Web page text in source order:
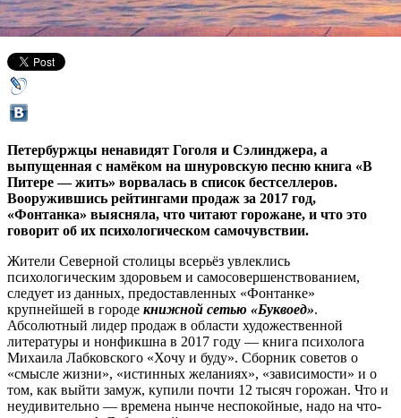
27 декабря 2017,14:40 Версия для печати
Петербуржцы ненавидят Гоголя и Сэлинджера, а
выпущенная с намёком на шнуровскую песню книга «В
Питере — жить» ворвалась в список бестселлеров.
Вооружившись рейтингами продаж за 2017 год,
«Фонтанка» выясняла, что читают горожане, и что это
говорит об их психологическом самочувствии.
Жители Северной столицы всерьёз увлеклись
психологическим здоровьем и самосовершенствованием,
следует из данных, предоставленных «Фонтанке»
крупнейшей в городе книжной сетью «Буквоед».
Абсолютный лидер продаж в области художественной
литературы и нонфикшна в 2017 году — книга психолога
Михаила Лабковского «Хочу и буду». Сборник советов о
«смысле жизни», «истинных желаниях», «зависимости» и о
том, как выйти замуж, купили почти 12 тысяч горожан. Что и
неудивительно — времена нынче неспокойные, надо на что-